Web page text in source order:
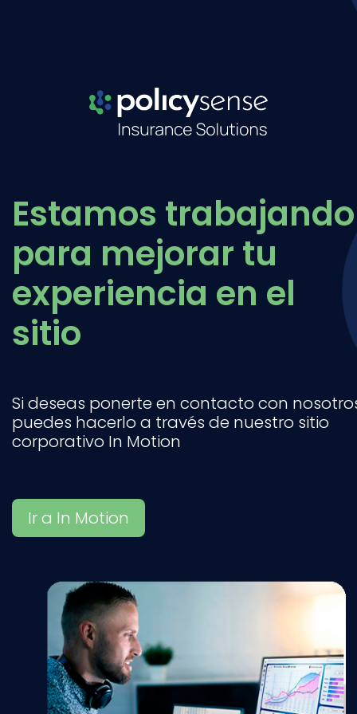
Estamos trabajando
para mejorar tu
experiencia en el
sitio
Si deseas ponerte en contacto con
puedes hacerlo a través de nuestro sitio
corporativo In Motion
Ir a In Motion